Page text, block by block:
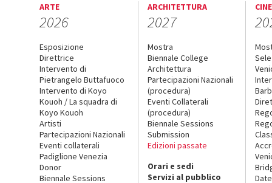
ARTE
2026
Esposizione
Direttrice
Intervento di
Pietrangelo Buttafuoco
Intervento di Koyo
Kouoh / La squadra di
Koyo Kouoh
Artisti
Partecipazioni Nazionali
Eventi collaterali
Padiglione Venezia
Donor
Biennale Sessions
ARCHITETTURA
2027
Mostra
Biennale College
Architettura
Partecipazioni Nazionali
(procedura)
Eventi Collaterali
(procedura)
Biennale Sessions
Submission
Edizioni passate
Orari e sedi
Servizi al pubblico